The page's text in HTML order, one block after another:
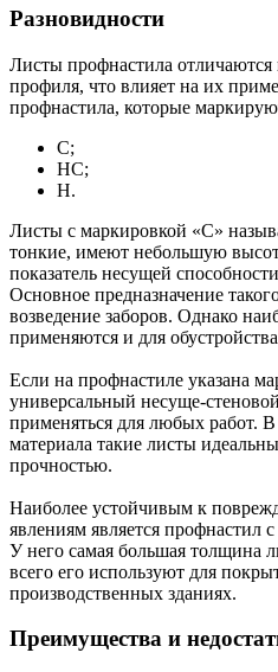
Разновидности
Листы профнастила
профиля, что влияет на их
профнастила, которые
С;
НС;
Н.
Листы с маркировкой «С»
тонкие, имеют небольшую
показатель несущей
Основное предназначение
возведение заборов. Однако
применяются и для
Если на профнастиле указана
универсальный несуще-
применяться для любых работ. В
материала такие листы
прочностью.
Наиболее устойчивым к
явлениям является профнастил
У него самая большая толщина
всего его используют для
производственных зданиях.
Преимущества и